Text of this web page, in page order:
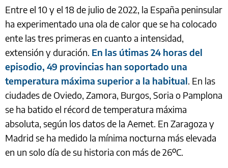
Entre el 10 y el 18 de julio de 2022, la España peninsular
ha experimentado una ola de calor que se ha colocado
ente las tres primeras en cuanto a intensidad,
extensión y duración. En las útimas 24 horas del
episodio, 49 provincias han soportado una
temperatura máxima superior a la habitual. En las
ciudades de Oviedo, Zamora, Burgos, Soria o Pamplona
se ha batido el récord de temperatura máxima
absoluta, según los datos de la Aemet. En Zaragoza y
Madrid se ha medido la mínima nocturna más elevada
en un solo día de su historia con más de 26ºC.